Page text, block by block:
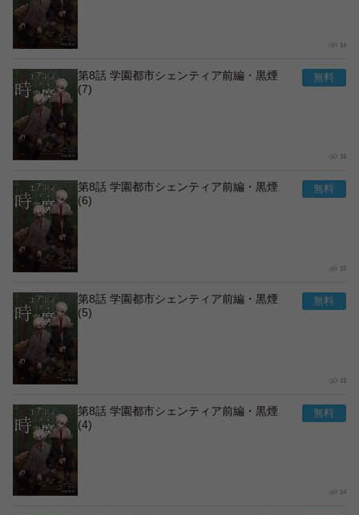
14
第8話 学園都市シェンティア前編・黒煙
(7)
16
第8話 学園都市シェンティア前編・黒煙
(6)
15
第8話 学園都市シェンティア前編・黒煙
(5)
15
第8話 学園都市シェンティア前編・黒煙
(4)
14